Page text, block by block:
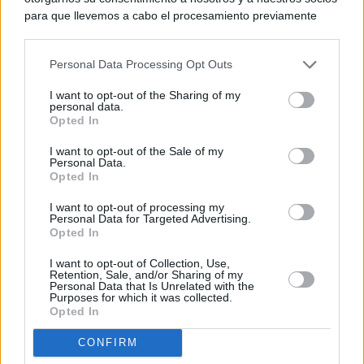
para que llevemos a cabo el procesamiento previamente
negar su consentimiento. Tenga en cuenta que algún
de su consentimiento, pero usted tiene el derecho de
rechazar tal procesamiento. Sus preferencias se aplicarán
cualquier momento entrando de nuevo en este sitio web o
visitando nuestra política de privacidad.
Personal Data Processing Opt Outs
I want to opt-out of the Sharing of my
personal data.
Opted In
I want to opt-out of the Sale of my
Personal Data.
Opted In
I want to opt-out of processing my
Personal Data for Targeted Advertising.
Opted In
I want to opt-out of Collection, Use,
Retention, Sale, and/or Sharing of my
Personal Data that Is Unrelated with the
Purposes for which it was collected.
Opted In
CONFIRM